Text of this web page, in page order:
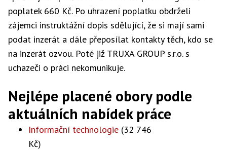
poplatek 660 Kč. Po uhrazení poplatku obdrželi
zájemci instruktážní dopis sdělující, že si mají sami
podat inzerát a dále přeposílat kontakty těch, kdo se
na inzerát ozvou. Poté již TRUXA GROUP s.r.o. s
uchazeči o práci nekomunikuje.
Nejlépe placené obory podle
aktuálních nabídek práce
Informační technologie (32 746
Kč)